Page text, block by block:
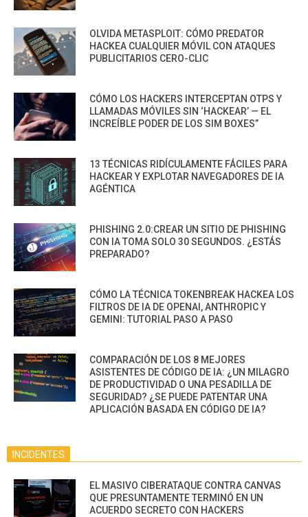
OLVIDA METASPLOIT: CÓMO PREDATOR
HACKEA CUALQUIER MÓVIL CON ATAQUES
PUBLICITARIOS CERO-CLIC
CÓMO LOS HACKERS INTERCEPTAN OTPS Y
LLAMADAS MÓVILES SIN ‘HACKEAR’ — EL
INCREÍBLE PODER DE LOS SIM BOXES”
13 TÉCNICAS RIDÍCULAMENTE FÁCILES PARA
HACKEAR Y EXPLOTAR NAVEGADORES DE IA
AGÉNTICA
PHISHING 2.0:CREAR UN SITIO DE PHISHING
CON IA TOMA SOLO 30 SEGUNDOS. ¿ESTÁS
PREPARADO?
CÓMO LA TÉCNICA TOKENBREAK HACKEA LOS
FILTROS DE IA DE OPENAI, ANTHROPIC Y
GEMINI: TUTORIAL PASO A PASO
COMPARACIÓN DE LOS 8 MEJORES
ASISTENTES DE CÓDIGO DE IA: ¿UN MILAGRO
DE PRODUCTIVIDAD O UNA PESADILLA DE
SEGURIDAD? ¿SE PUEDE PATENTAR UNA
APLICACIÓN BASADA EN CÓDIGO DE IA?
INCIDENTES
EL MASIVO CIBERATAQUE CONTRA CANVAS
QUE PRESUNTAMENTE TERMINÓ EN UN
ACUERDO SECRETO CON HACKERS